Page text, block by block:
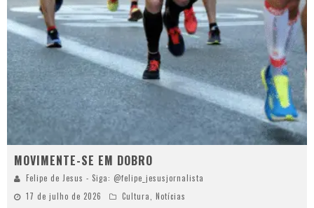
MOVIMENTE-SE EM DOBRO
Felipe de Jesus - Siga: @felipe_jesusjornalista
17 de julho de 2026
Cultura Notícias